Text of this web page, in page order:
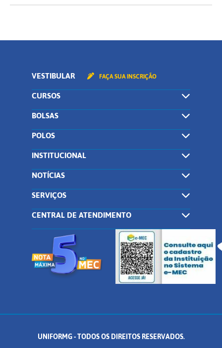
VESTIBULAR FAÇA SUA INSCRIÇÃO
CURSOS
BOLSAS
POLOS
INSTITUCIONAL
NOTÍCIAS
SERVIÇOS
CENTRAL DE ATENDIMENTO
UNIFORMG - TODOS OS DIREITOS RESERVADOS.